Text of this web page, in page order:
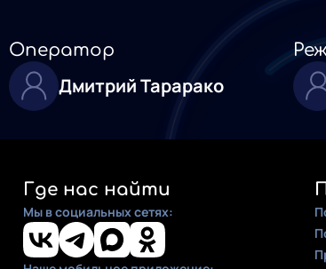
Оператор
Дмитрий Тарарако
Где нас найти
Мы в социальных сетях: